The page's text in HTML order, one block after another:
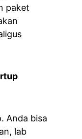
paket
Anda bisa
lab